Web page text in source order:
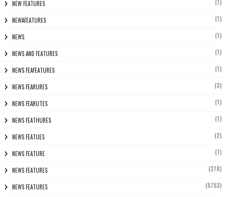
NEW FEATURES (1)
NEWAFEATURES (1)
NEWS (1)
NEWS AND FEATURES (1)
NEWS FEAFEATURES (1)
NEWS FEARURES (3)
NEWS FEARUTES (1)
NEWS FEATHURES (1)
NEWS FEATUES (2)
NEWS FEATURE (1)
NEWS FEATURES (278)
NEWS FEATURES (5753)